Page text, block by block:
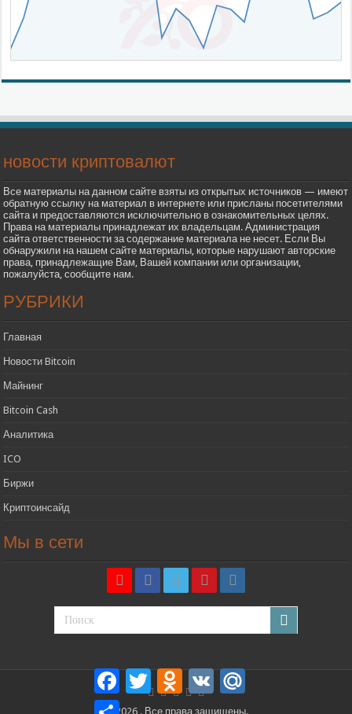
новости криптовалют
Все материалы на данном сайте взяты из открытых источников — имеют
обратную ссылку на материал в интернете или присланы посетителями
сайта и предоставляются исключительно в ознакомительных целях.
Права на материалы принадлежат их владельцам. Администрация
сайта ответственности за содержание материала не несет. Если Вы
обнаружили на нашем сайте материалы, которые нарушают авторские
права, принадлежащие Вам, Вашей компании или организации,
пожалуйста, сообщите нам.
РУБРИКИ
Главная
Новости Bitcoin
Майнинг
Bitcoin Cash
Аналитика
ICO
Биржи
Криптоинсайд
Мы в сети
© 2026 . Все права защищены.
FacebookTwitter Odnoklassniki
VK
Отправить